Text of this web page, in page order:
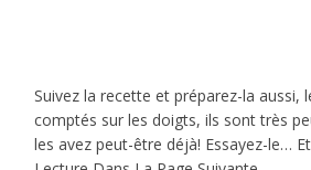
Suivez la recette et préparez-la aussi,
comptés sur les doigts, ils sont très
les avez peut-être déjà! Essayez-le…